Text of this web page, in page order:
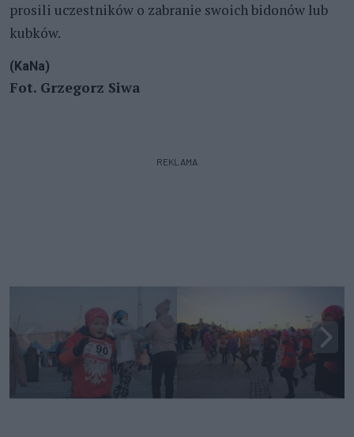
prosili uczestników o zabranie swoich bidonów lub
kubków.
(KaNa)
Fot. Grzegorz Siwa
REKLAMA